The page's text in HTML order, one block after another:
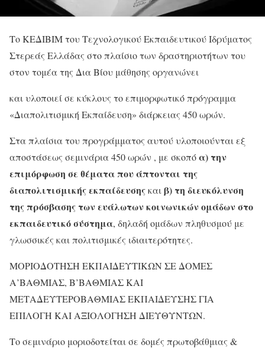
Το ΚΕΔΙΒΙΜ του Τεχνολογικού Εκπαιδευτικού Ιδρύματος
Στερεάς Ελλάδας στο πλαίσιο των δραστηριοτήτων του
στον τομέα της Δια Βίου μάθησης οργανώνει
και υλοποιεί σε κύκλους το επιμορφωτικό πρόγραμμα
«Διαπολιτισμική Εκπαίδευση» διάρκειας 450 ωρών.
Στα πλαίσια του προγράμματος αυτού υλοποιούνται εξ
αποστάσεως σεμινάρια 450 ωρών , με σκοπόα) την
επιμόρφωση σε θέματα που άπτονται της
διαπολιτισμικής εκπαίδευσηςκαιβ) τη διευκόλυνση
της πρόσβασης των ευάλωτων κοινωνικών ομάδων στο
εκπαιδευτικό σύστημα, δηλαδή ομάδων πληθυσμού με
γλωσσικές και πολιτισμικές ιδιαιτερότητες.
ΜΟΡΙΟΔΟΤΗΣΗ ΕΚΠΑΙΔΕΥΤΙΚΩΝ ΣΕ ΔΟΜΕΣ
Α’ΒΑΘΜΙΑΣ, Β’ΒΑΘΜΙΑΣ ΚΑΙ
ΜΕΤΑΔΕΥΤΕΡΟΒΑΘΜΙΑΣ ΕΚΠΑΙΔΕΥΣΗΣ ΓΙΑ
ΕΠΙΛΟΓΗ ΚΑΙ ΑΞΙΟΛΟΓΗΣΗ ΔΙΕΥΘΥΝΤΩΝ.
Το σεμινάριο μοριοδοτείται σε δομές πρωτοβάθμιας &